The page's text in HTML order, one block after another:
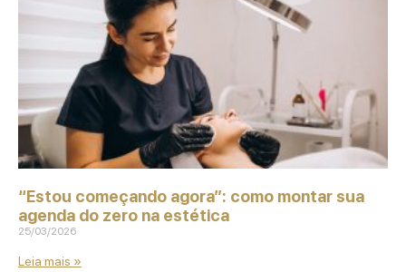
“Estou começando agora”: como montar sua
agenda do zero na estética
25/03/2026
Leia mais »